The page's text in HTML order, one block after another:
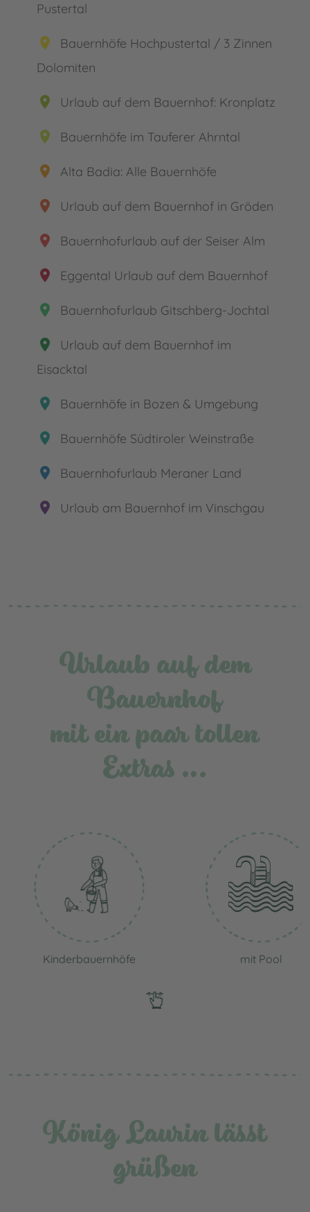
Unterkünfte wünscht Du Dir für den Urlaub? Eine
Pustertal
place
Bauernhöfe Hochpustertal / 3 Zinnen
Dolomiten
place Urlaub auf dem Bauernhof: Kronplatz
place Bauernhöfe im Tauferer Ahrntal
place Alta Badia: Alle Bauernhöfe
place Urlaub auf dem Bauernhof in Gröden
place Bauernhofurlaub auf der Seiser Alm
place Eggental Urlaub auf dem Bauernhof
place Bauernhofurlaub Gitschberg-Jochtal
place
Urlaub auf dem Bauernhof im
Eisacktal
place Bauernhöfe in Bozen & Umgebung
place Bauernhöfe Südtiroler Weinstraße
place Bauernhofurlaub Meraner Land
place Urlaub am Bauernhof im Vinschgau
Urlaub auf dem
Bauernhof
mit ein paar tollen
Extras …
Kinderbauernhöfe mit Pool
König Laurin lässt
grüßen